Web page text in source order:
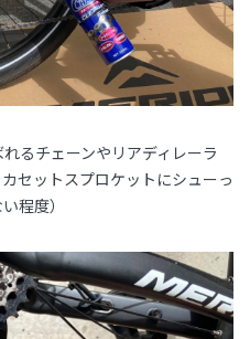
るチェーンやリアディレーラ
セットスプロケットにシューっ
程度）